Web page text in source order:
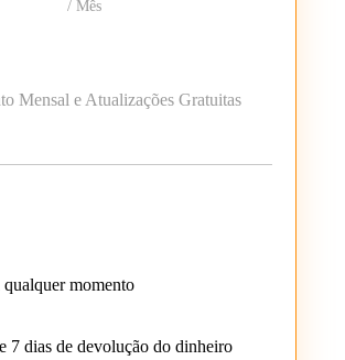
/ Mês
Mensal e Atualizações Gratuitas
qualquer momento
7 dias de devolução do dinheiro